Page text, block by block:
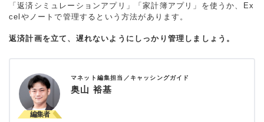
「返済シミュレーションアプリ」「家計簿アプリ」を使うか、Ex
celやノートで管理するという方法があります。
返済計画を立て、遅れないようにしっかり管理しましょう。
マネット編集担当／キャッシングガイド
奥山 裕基